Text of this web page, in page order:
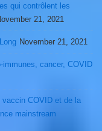
qui contrôlent les
21, 2021
November 21, 2021
immunes, cancer, COVID
COVID et de la
mainstream